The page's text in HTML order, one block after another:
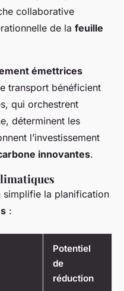
collaborative
de la feuille
émettrices
transport bénéficient
qui orchestrent
déterminent les
l’investissement
innovantes.
simplifie la planification
:
Potentiel
de
réduction